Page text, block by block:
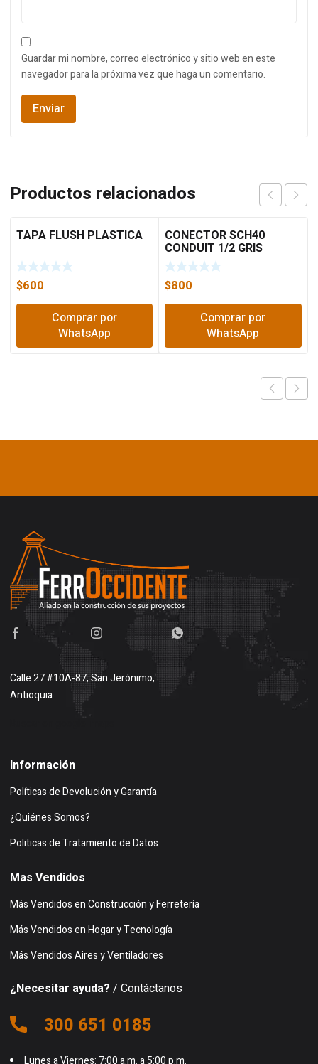
Guardar mi nombre, correo electrónico y sitio web en este
navegador para la próxima vez que haga un comentario.
Productos relacionados
TAPA FLUSH PLASTICA
$600
Comprar por
WhatsApp
CONECTOR SCH40
CONDUIT 1/2 GRIS
$800
Comprar por
WhatsApp
Calle 27 #10A-87, San Jerónimo,
Antioquia
Información
Políticas de Devolución y Garantía
¿Quiénes Somos?
Politicas de Tratamiento de Datos
Mas Vendidos
Más Vendidos en Construcción y Ferretería
Más Vendidos en Hogar y Tecnología
Más Vendidos Aires y Ventiladores
¿Necesitar ayuda? / Contáctanos
300 651 0185
Lunes a Viernes: 7:00 a.m. a 5:00 p.m.